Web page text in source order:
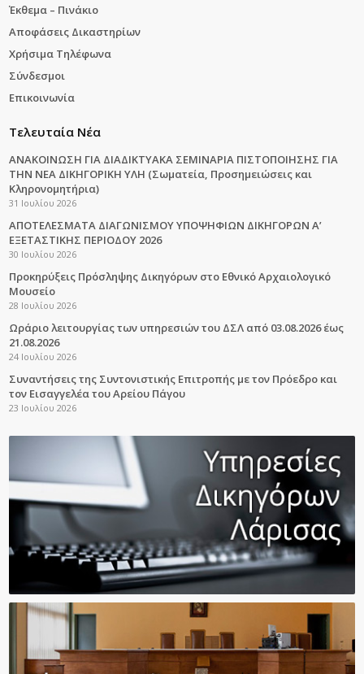
Έκθεμα – Πινάκιο
Αποφάσεις Δικαστηρίων
Χρήσιμα Τηλέφωνα
Σύνδεσμοι
Επικοινωνία
Τελευταία Νέα
ΑΝΑΚΟΙΝΩΣΗ ΓΙΑ ΔΙΑΔΙΚΤΥΑΚΑ ΣΕΜΙΝΑΡΙΑ ΠΙΣΤΟΠΟΙΗΣΗΣ ΓΙΑ
ΤΗΝ ΝΕΑ ΔΙΚΗΓΟΡΙΚΗ ΥΛΗ (Σωματεία, Προσημειώσεις και
Κληρονομητήρια)
31 Ιουλίου 2026
ΑΠΟΤΕΛΕΣΜΑΤΑ ΔΙΑΓΩΝΙΣΜΟΥ ΥΠΟΨΗΦΙΩΝ ΔΙΚΗΓΟΡΩΝ Α’
ΕΞΕΤΑΣΤΙΚΗΣ ΠΕΡΙΟΔΟΥ 2026
30 Ιουλίου 2026
Προκηρύξεις Πρόσληψης Δικηγόρων στο Εθνικό Αρχαιολογικό
Μουσείο
28 Ιουλίου 2026
Ωράριο λειτουργίας των υπηρεσιών του ΔΣΛ από 03.08.2026 έως
21.08.2026
24 Ιουλίου 2026
Συναντήσεις της Συντονιστικής Επιτροπής με τον Πρόεδρο και
τον Εισαγγελέα του Αρείου Πάγου
23 Ιουλίου 2026